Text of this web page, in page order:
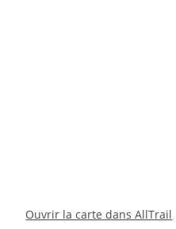
Ouvrir la carte dans AllTrail